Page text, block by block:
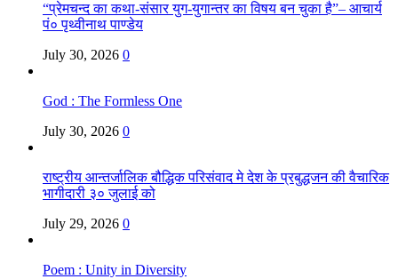
“प्रेमचन्द का कथा-संसार युग-युगान्तर का विषय बन चुका है”– आचार्य
पं० पृथ्वीनाथ पाण्डेय
July 30, 2026 0
God : The Formless One
July 30, 2026 0
राष्ट्रीय आन्तर्जालिक बौद्धिक परिसंवाद मे देश के प्रबुद्धजन की वैचारिक
भागीदारी ३० जुलाई को
July 29, 2026 0
Poem : Unity in Diversity